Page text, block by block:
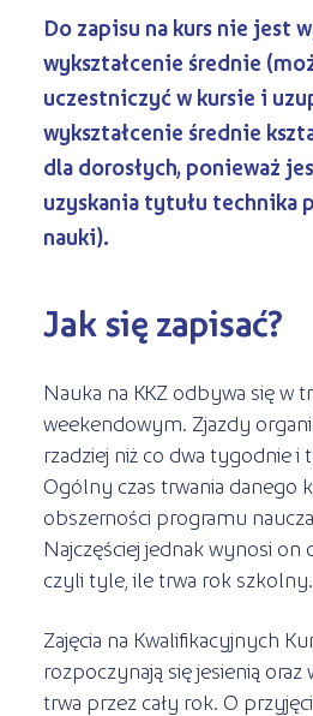
Do zapisu na kurs nie jest
wykształcenie średnie
uczestniczyć w kursie i
wykształcenie średnie
dla dorosłych, ponieważ
uzyskania tytułu technika
nauki).
Jak się zapisać?
Nauka na KKZ odbywa się w
weekendowym. Zjazdy
rzadziej niż co dwa tygodnie i
Ogólny czas trwania danego
obszerności programu
Najczęściej jednak wynosi on
czyli tyle, ile trwa rok szkolny.
Zajęcia na Kwalifikacyjnych
rozpoczynają się jesienią oraz
trwa przez cały rok. O